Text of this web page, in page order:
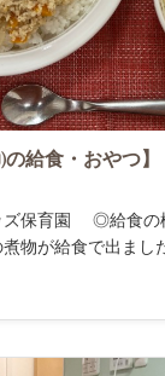
の給食・おやつ】
ッズ保育園 ◎給
物が給食で出まし